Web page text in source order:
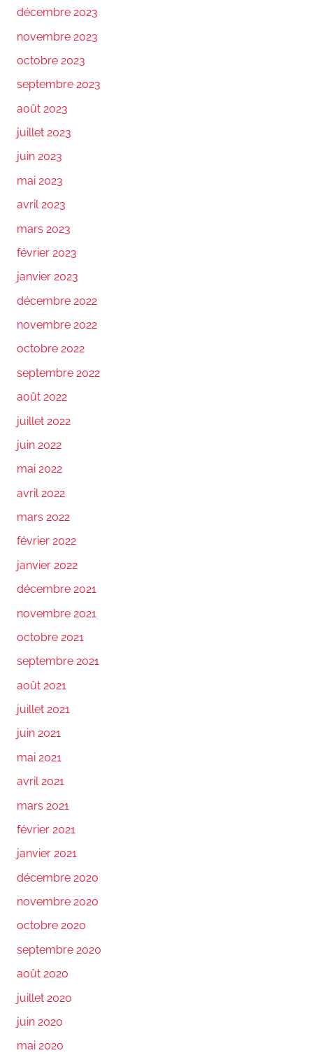
décembre 2023
novembre 2023
octobre 2023
septembre 2023
août 2023
juillet 2023
juin 2023
mai 2023
avril 2023
mars 2023
février 2023
janvier 2023
décembre 2022
novembre 2022
octobre 2022
septembre 2022
août 2022
juillet 2022
juin 2022
mai 2022
avril 2022
mars 2022
février 2022
janvier 2022
décembre 2021
novembre 2021
octobre 2021
septembre 2021
août 2021
juillet 2021
juin 2021
mai 2021
avril 2021
mars 2021
février 2021
janvier 2021
décembre 2020
novembre 2020
octobre 2020
septembre 2020
août 2020
juillet 2020
juin 2020
mai 2020